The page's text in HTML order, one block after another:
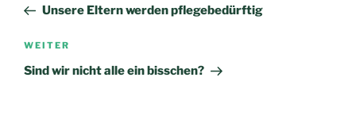
Beitrag
Unsere Eltern werden pflegebedürftig
Nächster
Beitrag
WEITER
Sind wir nicht alle ein bisschen?